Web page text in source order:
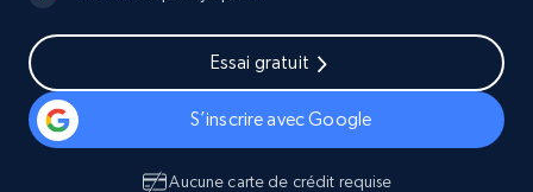
Essai gratuit
S’inscrire avec Google
Aucune carte de crédit requise